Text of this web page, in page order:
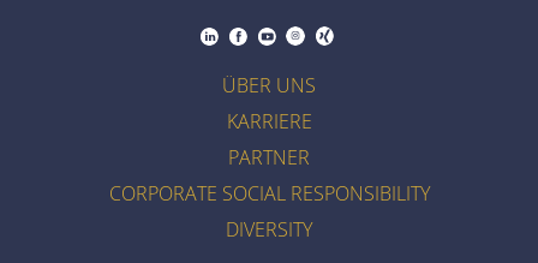
ÜBER UNS
KARRIERE
PARTNER
CORPORATE SOCIAL RESPONSIBILITY
DIVERSITY